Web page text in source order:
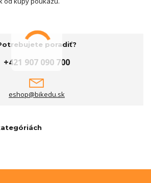
poradiť?
+421 907 090 700
eshop@bikedu.sk